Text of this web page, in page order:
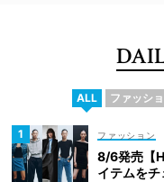
ALL ファッシ
ファッション
8/6発売【
イテムをチ